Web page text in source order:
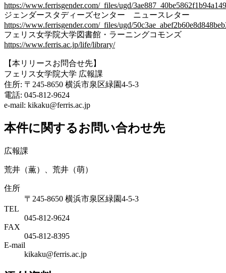
https://www.ferrisgender.com/_files/ugd/
ジェンダースタディーズセンター ニュースレター
https://www.ferrisgender.com/_files/ugd/
フェリス女学院大学図書館・ラーニングコモンズ
https://www.ferris.ac.jp/life/library/
【本リリースお問合せ先】
フェリス女学院大学 広報課
住所: 〒245-8650 横浜市泉区緑園4-5-3
電話: 045-812-9624
e-mail: kikaku@ferris.ac.jp
本件に関するお問い合わせ先
広報課
荒井（薫）、荒井（萌）
住所
〒245-8650 横浜市泉区緑園4-5-3
TEL
045-812-9624
FAX
045-812-8395
E-mail
kikaku@ferris.ac.jp